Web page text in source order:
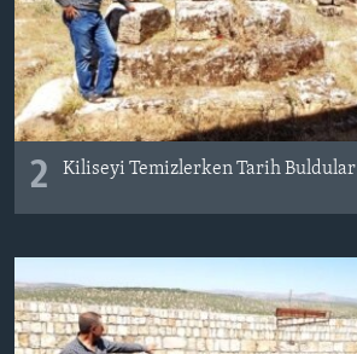
2 Kiliseyi Temizlerken Tarih Buldular